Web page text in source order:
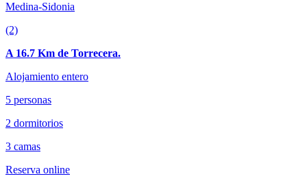
Medina-Sidonia
(2)
A 16.7 Km de Torrecera.
Alojamiento entero
5 personas
2 dormitorios
3 camas
Reserva online